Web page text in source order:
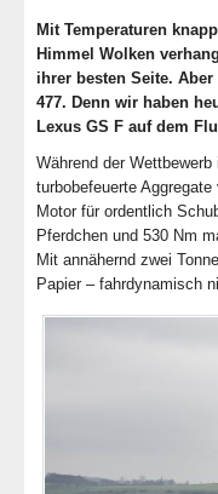
Mit Temperaturen
Himmel Wolken
ihrer besten Seite.
477. Denn wir haben
Lexus GS F auf dem
Während der
turbobefeuerte
Motor für ordentlich
Pferdchen und 530 Nm
Mit annähernd zwei
Papier – fahrdynamisch